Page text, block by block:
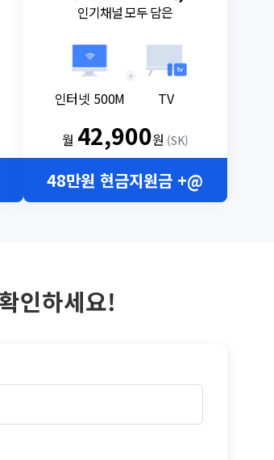
인기채널 모두 담은
인터넷 500M
+
TV
월 42,900원 (SK)
48만원 현금지원금 +@
인하세요!